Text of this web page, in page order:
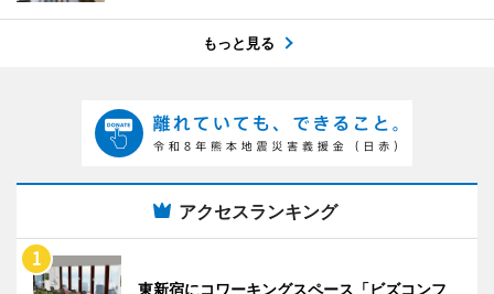
もっと見る
アクセスランキング
東新宿にコワーキングスペース「ビズコンフ